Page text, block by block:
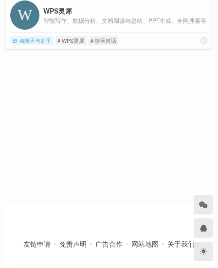
WPS灵犀
智能写作、数据分析、文档阅读与总结、PPT生成、全网搜索等
AI聊天与助手 # WPS灵犀 # 聊天对话
友链申请 免责声明 广告合作 网站地图 关于我们